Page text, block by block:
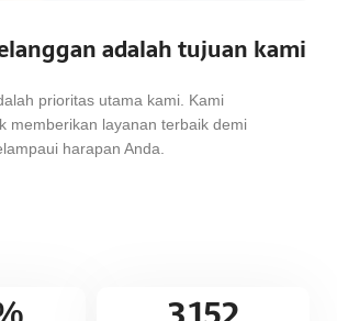
adalah tujuan kami
prioritas utama kami. Kami
memberikan layanan terbaik demi
harapan Anda.